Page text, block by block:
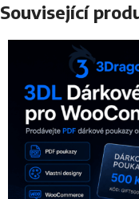
Související